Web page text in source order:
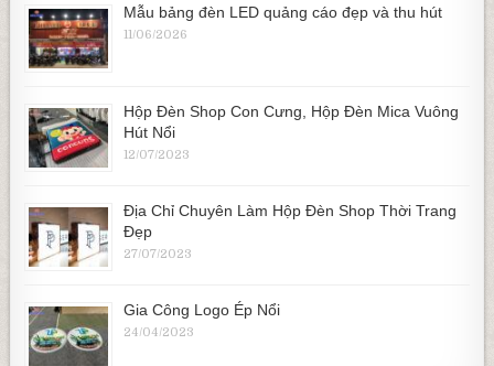
Mẫu bảng đèn LED quảng cáo đẹp và thu hút
11/06/2026
Hộp Đèn Shop Con Cưng, Hộp Đèn Mica Vuông
Hút Nổi
12/07/2023
Địa Chỉ Chuyên Làm Hộp Đèn Shop Thời Trang
Đẹp
27/07/2023
Gia Công Logo Ép Nổi
24/04/2023